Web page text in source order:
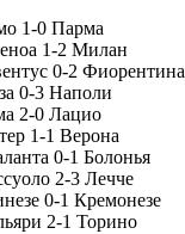
1-0 Парма
1-2 Милан
0-2 Фиорентина
0-3 Наполи
2-0 Лацио
1-1 Верона
0-1 Болонья
2-3 Лечче
0-1 Кремонезе
2-1 Торино